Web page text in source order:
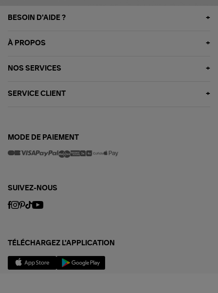
BESOIN D'AIDE ?
À PROPOS
NOS SERVICES
SERVICE CLIENT
MODE DE PAIEMENT
SUIVEZ-NOUS
TÉLÉCHARGEZ L'APPLICATION